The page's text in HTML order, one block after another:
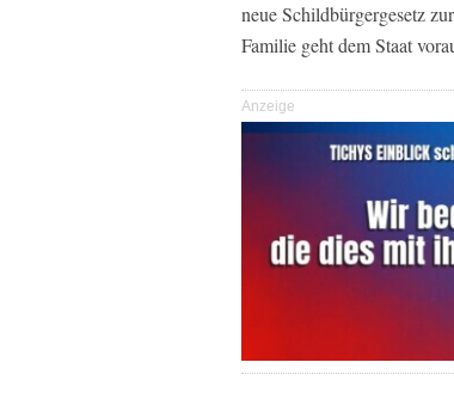
neue Schildbürgergesetz
Familie geht dem Staat
Anzeige